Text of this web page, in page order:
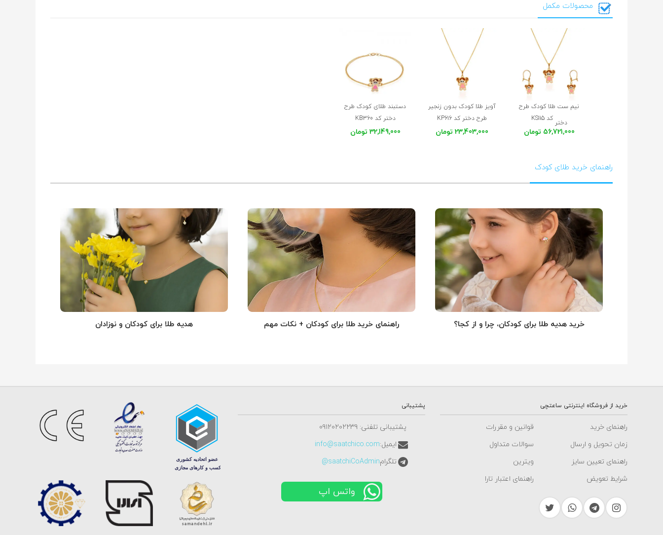
محصولات مکمل
نیم ست طلا کودک طرح
دختر
کد KS115
56,721,000 تومان
آویز طلا کودک بدون زنجیر
طرح دختر کد KP616
23,403,000 تومان
دستبند طلای کودک طرح
دختر کد KB360
32,149,000 تومان
راهنمای خرید طلای کودک
خرید هدیه طلا برای کودکان، چرا و از کجا؟ راهنمای خرید طلا برای کودکان + نکات مهم هدیه طلا برای کودکان و نوزادان
خرید از فروشگاه اینترنتی ساعتچی
راهنمای خرید
قوانین و مقررات
زمان تحویل و ارسال
سوالات متداول
راهنمای تعیین سایز
ویترین
شرایط تعویض
راهنمای اعتبار تارا
پشتیبانی
پشتیبانی تلفنی: ٠٩١٢٠٢٠٢٢٣٩
ایمیل:info@saatchico.com
تلگرامsaatchiCoAdmin@
واتس اپ